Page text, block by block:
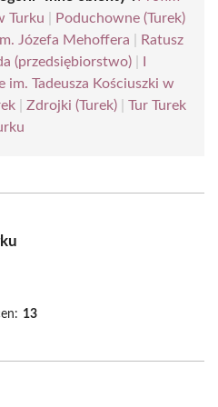
Turku
Poduchowne (Turek)
Józefa Mehoffera
Ratusz
(przedsiębiorstwo)
im. Tadeusza Kościuszki w
Zdrojki (Turek)
Tur Turek
13